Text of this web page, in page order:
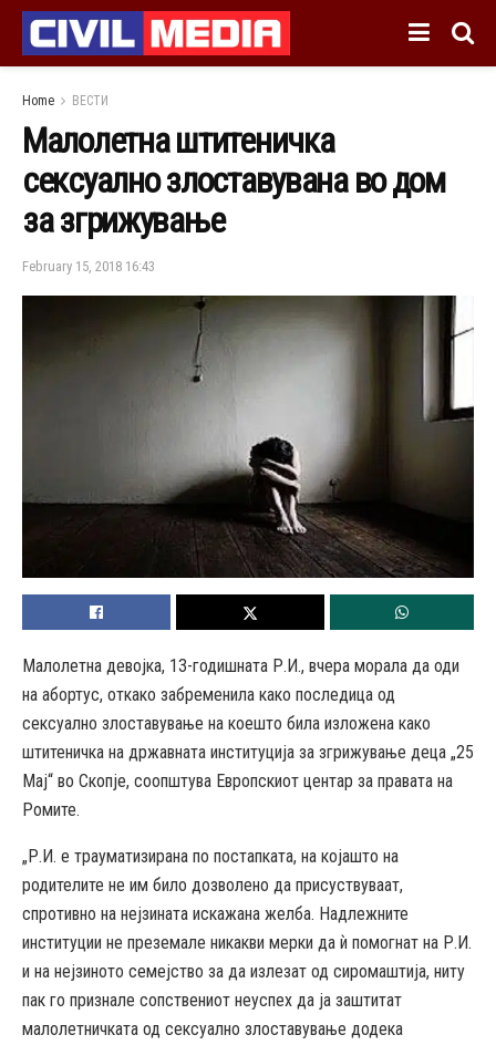
Home ВЕСТИ
Малолетна штитеничка
сексуално злоставувана во дом
за згрижување
February 15, 2018 16:43
Малолетна девојка, 13-годишната Р.И., вчера морала да оди
на абортус, откако забременила како последица од
сексуално злоставување на коешто била изложена како
штитеничка на државната институција за згрижување деца „25
Мај“ во Скопје, соопштува Европскиот центар за правата на
Ромите.
„Р.И. е трауматизирана по постапката, на којашто на
родителите не им било дозволено да присуствуваат,
спротивно на нејзината искажана желба. Надлежните
институции не преземале никакви мерки да ѝ помогнат на Р.И.
и на нејзиното семејство за да излезат од сиромаштија, ниту
пак го признале сопствениот неуспех да ја заштитат
малолетничката од сексуално злоставување додека